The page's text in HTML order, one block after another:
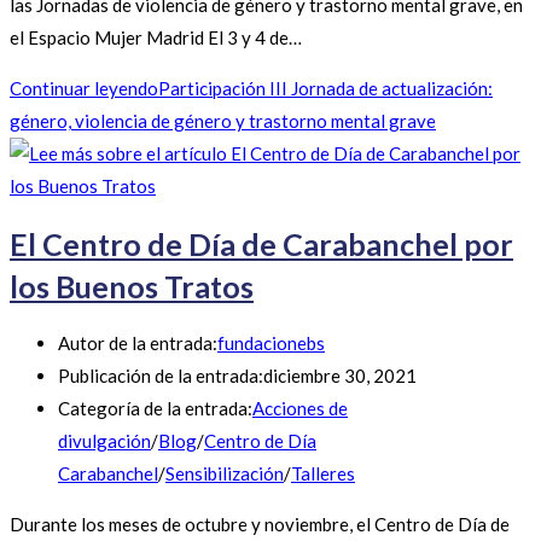
las Jornadas de violencia de género y trastorno mental grave, en
el Espacio Mujer Madrid El 3 y 4 de…
Continuar leyendoParticipación III Jornada de actualización:
género, violencia de género y trastorno mental grave
El Centro de Día de Carabanchel por
los Buenos Tratos
Autor de la entrada:fundacionebs
Publicación de la entrada:diciembre 30, 2021
Categoría de la entrada:Acciones de
divulgación/Blog/Centro de Día
Carabanchel/Sensibilización/Talleres
Durante los meses de octubre y noviembre, el Centro de Día de